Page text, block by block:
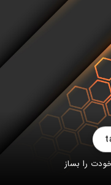
را بساز